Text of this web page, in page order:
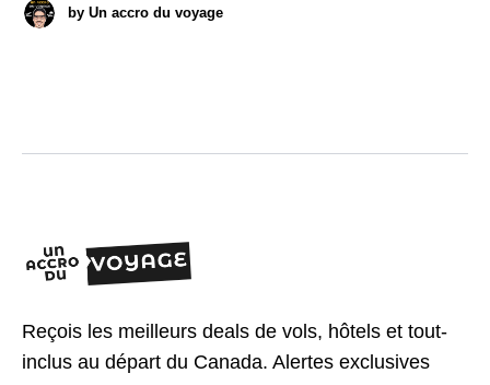
by Un accro du voyage
Reçois les meilleurs deals de vols, hôtels et tout-
inclus au départ du Canada. Alertes exclusives